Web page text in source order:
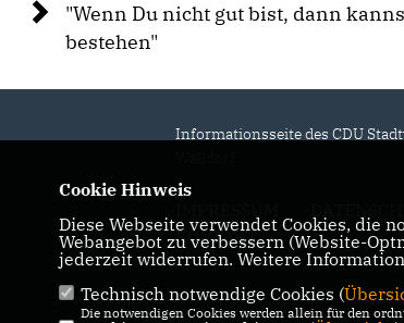
"Wenn Du nicht gut bist, dann
bestehen"
Informationsseite des CDU
KONTAKT
Cookie Hinweis
Diese Webseite verwendet Cookies, die
Webangebot zu verbessern (Website-
jederzeit widerrufen. Weitere
Technisch notwendige Cookies (
Die notwendigen Cookies werden allein für den